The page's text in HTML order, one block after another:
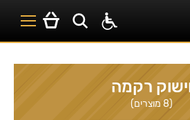
רקמה
(8 מוצרים)